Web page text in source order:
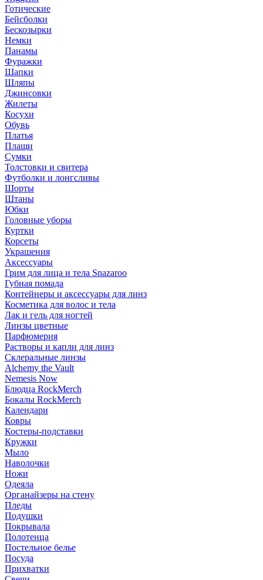
Готические
Бейсболки
Бескозырки
Немки
Панамы
Фуражки
Шапки
Шляпы
Джинсовки
Жилеты
Косухи
Обувь
Платья
Плащи
Сумки
Толстовки и свитера
Футболки и лонгсливы
Шорты
Штаны
Юбки
Головные уборы
Куртки
Корсеты
Украшения
Аксессуары
Грим для лица и тела Snazaroo
Губная помада
Контейнеры и аксессуары для линз
Косметика для волос и тела
Лак и гель для ногтей
Линзы цветные
Парфюмерия
Растворы и капли для линз
Склеральные линзы
Alchemy the Vault
Nemesis Now
Блюдца RockMerch
Бокалы RockMerch
Календари
Ковры
Костеры-подставки
Кружки
Мыло
Наволочки
Ножи
Одеяла
Органайзеры на стену
Пледы
Подушки
Покрывала
Полотенца
Постельное белье
Посуда
Прихватки